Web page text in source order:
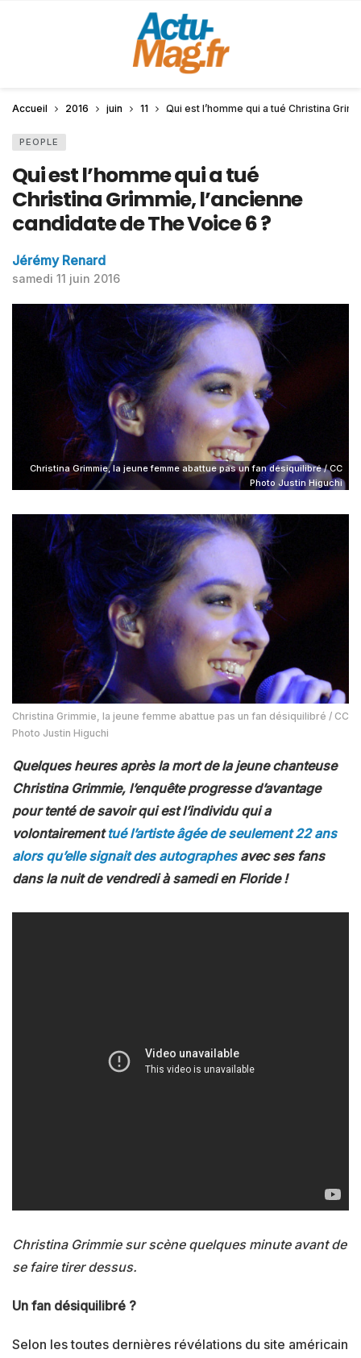
Accueil 2016 juin 11 Qui est l’homme qui a tué Christina
PEOPLE
Qui est l’homme qui a tué
Christina Grimmie, l’ancienne
candidate de The Voice 6 ?
Jérémy Renard
samedi 11 juin 2016
Christina Grimmie, la jeune femme abattue pas un fan désiquilibré / CC
Photo Justin Higuchi
Christina Grimmie, la jeune femme abattue pas un fan désiquilibré / CC
Photo Justin Higuchi
Quelques heures après la mort de la jeune chanteuse
ChristinaGrimmie, l’enquête progresse d’avantage
pour tenté de savoir qui est l’individu qui a
volontairementtué l’artiste âgée de seulement 22 ans
alors qu’elle signait des autographesavec ses fans
dans la nuit de vendredi à samedi en Floride !
Christina Grimmie sur scène quelques minute avant de
se faire tirer dessus.
Un fan désiquilibré ?
Selon les toutes dernières révélations du site américain